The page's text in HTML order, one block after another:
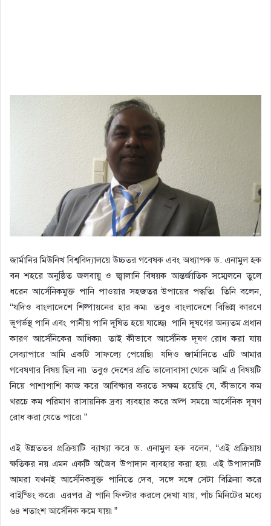
জার্মানির মিউনিখ বিশ্ববিদ্যালয়ে উচ্চতর গবেষক এবং অধ্যাপক ড. এনামুল হক
বন শহরে অনুষ্ঠিত জলবায়ু ও জ্বালানি বিষয়ক আন্তর্জাতিক সম্মেলনে তুলে
ধরেন আর্সেনিকমুক্ত পানি পাওয়ার সহজতর উপায়ের পদ্ধতি৷ তিনি বলেন,
‘‘যদিও বাংলাদেশে শিল্পায়নের হার কম৷ তবুও বাংলাদেশে বিভিন্ন কারণে
ভূগর্ভস্থ পানি এবং পানীয় পানি দূষিত হয়ে যাচ্ছে৷ পানি দূষণের অন্যতম প্রধান
কারণ আর্সেনিকের আধিক্য৷ তাই কীভাবে আর্সেনিক দূষণ রোধ করা যায়
সেব্যাপারে আমি একটি সাফল্যে পেয়েছি৷ যদিও জার্মানিতে এটি আমার
গবেষণার বিষয় ছিল না৷ তবুও দেশের প্রতি ভালোবাসা থেকে আমি এ বিষয়টি
নিয়ে পাশাপাশি কাজ করে আবিষ্কার করতে সক্ষম হয়েছি যে, কীভাবে কম
খরচে কম পরিমাণ রাসায়নিক দ্রব্য ব্যবহার করে অল্প সময়ে আর্সেনিক দূষণ
রোধ করা যেতে পারে৷”
এই উন্নততর প্রক্রিয়াটি ব্যাখ্যা করে ড. এনামুল হক বলেন, ‘‘এই প্রক্রিয়ায়
ক্ষতিকর নয় এমন একটি অজৈব উপাদান ব্যবহার করা হয়৷ এই উপাদানটি
আমরা যখনই আর্সেনিকযুক্ত পানিতে দেব, সঙ্গে সঙ্গে সেটা বিক্রিয়া করে
বাইন্ডিং করে৷ এরপর ঐ পানি ফিল্টার করলে দেখা যায়, পাঁচ মিনিটের মধ্যে
৬৪ শতাংশ আর্সেনিক কমে যায়৷”